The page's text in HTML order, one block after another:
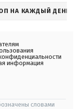
НА КАЖДЫЙ ДЕНЬ
информация
словами